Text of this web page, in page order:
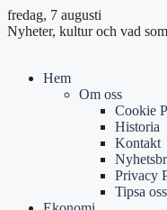
fredag, 7 augusti
Nyheter, kultur och vad
Hem
Om oss
Cookie
Historia
Kontakt
Privacy
Tipsa oss